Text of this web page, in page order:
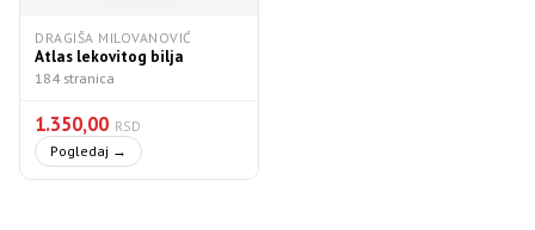
DRAGIŠA MILOVANOVIĆ
Atlas lekovitog bilja
184 stranica
1.350,00 RSD
Pogledaj →